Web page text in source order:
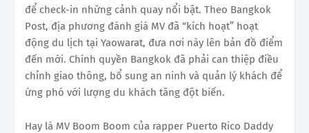
để check-in những cảnh quay nổi bật. Theo Bangkok
Post, địa phương đánh giá MV đã “kích hoạt” hoạt
động du lịch tại Yaowarat, đưa nơi này lên bản đồ điểm
đến mới. Chính quyền Bangkok đã phải can thiệp điều
chỉnh giao thông, bổ sung an ninh và quản lý khách để
ứng phó với lượng du khách tăng đột biến.
Hay là MV Boom Boom của rapper Puerto Rico Daddy